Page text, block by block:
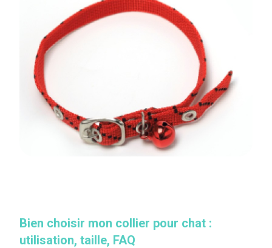
Bien choisir mon collier pour chat :
utilisation, taille, FAQ